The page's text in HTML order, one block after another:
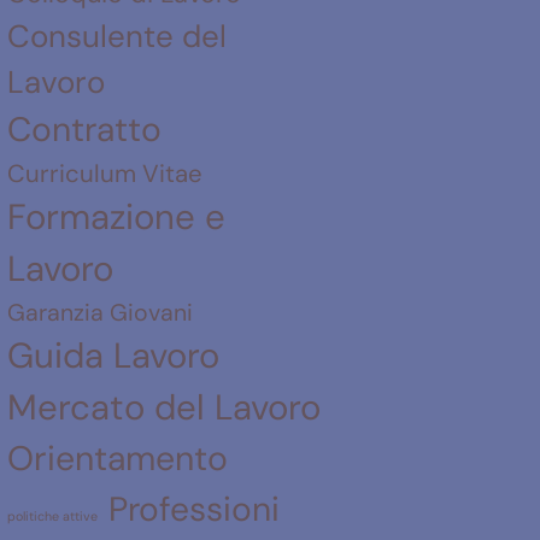
Consulente del
Lavoro
Contratto
Curriculum Vitae
Formazione e
Lavoro
Garanzia Giovani
Guida Lavoro
Mercato del Lavoro
Orientamento
politiche attive Professioni